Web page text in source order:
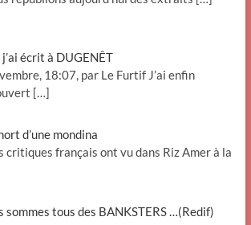
écrit à DUGENÊT
18:07, par Le Furtif J’ai enfin
[…]
d’une mondina
critiques français ont vu dans Riz Amer à la
sommes tous des BANKSTERS …(Redif)